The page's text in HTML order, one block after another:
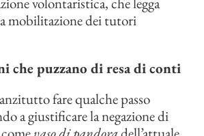
mobilitazione dei tutori
che puzzano di resa di conti
fare qualche passo
a giustificare la negazione di